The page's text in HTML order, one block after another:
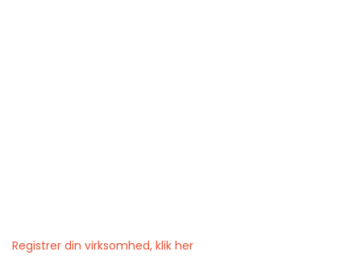
Registrer din virksomhed, klik her